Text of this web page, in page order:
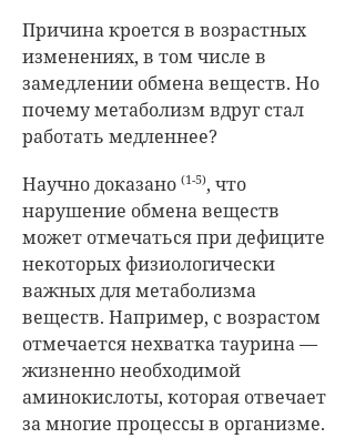
Причина кроется в возрастных
изменениях, в том числе в
замедлении обмена веществ. Но
почему метаболизм вдруг стал
работать медленнее?
Научно доказано (1-5), что
нарушение обмена веществ
может отмечаться при дефиците
некоторых физиологически
важных для метаболизма
веществ. Например, с возрастом
отмечается нехватка таурина —
жизненно необходимой
аминокислоты, которая отвечает
за многие процессы в организме.